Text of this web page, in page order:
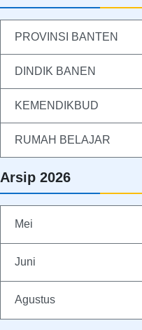
PROVINSI BANTEN
DINDIK BANEN
KEMENDIKBUD
RUMAH BELAJAR
Arsip 2026
Mei
Juni
Agustus